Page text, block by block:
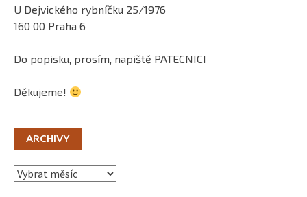
U Dejvického rybníčku 25/1976
160 00 Praha 6
Do popisku, prosím, napiště PATECNICI
Děkujeme!
ARCHIVY
Archivy